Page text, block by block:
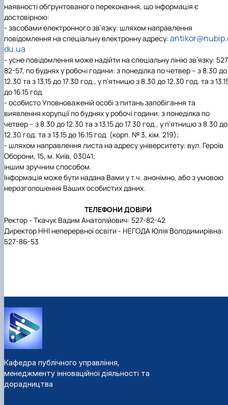
наявності обґрунтованого переконання, що інформація є
достовірною:
- засобами електронного зв’язку: шляхом направлення
повідомлення на спеціальну електронну адресу:
du.ua
- усне повідомлення може надійти на спеціальну лінію зв’язку:
82-57, по буднях у робочі години: з понеділка по четвер – з 8.30 до
12.30 та з 13.15 до 17.30 год., у п’ятницю з 8.30 до 12.30 год. та з
до 16.15 год.
- особисто Уповноваженій особі з питань запобігання та
виявлення корупції по буднях у робочі години: з понеділка по
четвер – з 8.30 до 12.30 та з 13.15 до 17.30 год., у п’ятницю з 8.30 до
12.30 год. та з 13.15 до 16.15 год. (корп. № 3, кім. 219);
- шляхом направлення листа на адресу університету: вул. Героїв
Оборони, 15, м. Київ, 03041;
іншим зручним способом.
Інформація може бути надана Вами у т.ч. анонімно, або з умовою
нерозголошення Ваших особистих даних.
ТЕЛЕФОНИ ДОВІРИ
Ректор - Ткачук Вадим Анатолійович: 527-82-42
Директор ННІ неперервної освіти - НЕГОДА Юлія Володимирівна:
527-86-53
Кафедра публічного управління,
менеджменту інноваційної діяльності та
дорадництва